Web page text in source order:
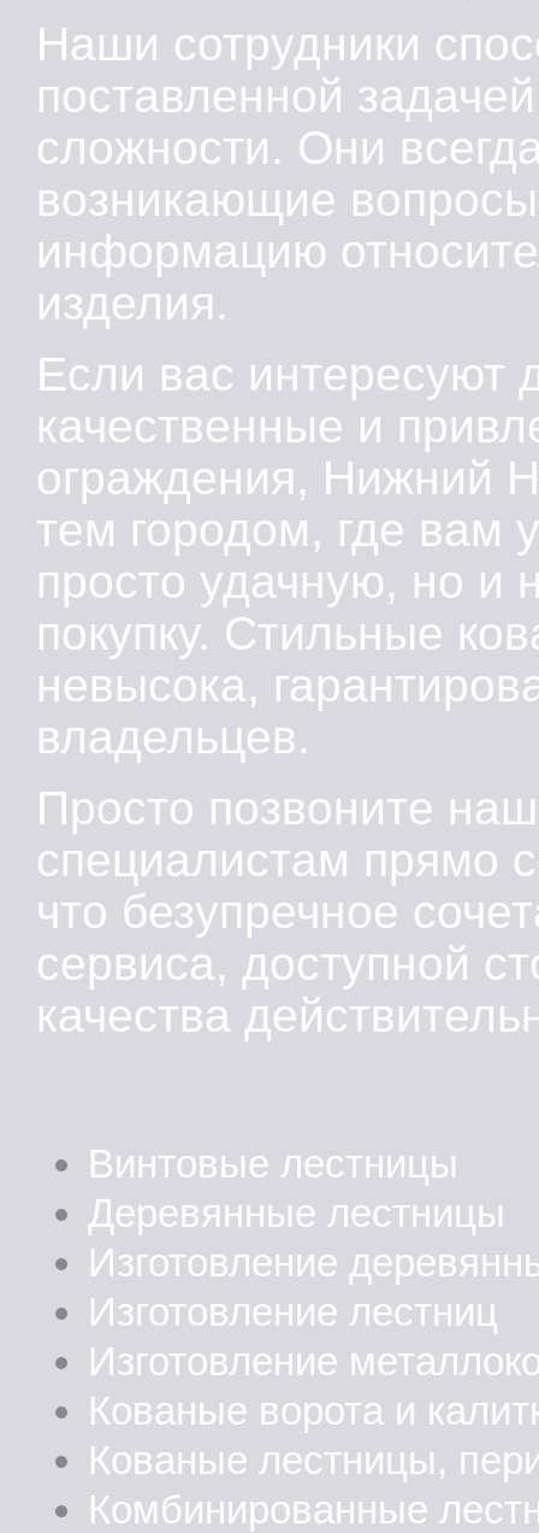
Наши сотрудники
поставленной
сложности. Они
возникающие
информацию
изделия.
Если вас интересуют
качественные и
ограждения, Нижний
тем городом, где вам
просто удачную, но и
покупку. Стильные
невысока,
владельцев.
Просто позвоните
специалистам прямо
что безупречное
сервиса, доступной
качества
Винтовые лестницы
Деревянные лестницы
Изготовление
Изготовление лестниц
Изготовление
Кованые ворота и
Кованые лестницы,
Комбинированные